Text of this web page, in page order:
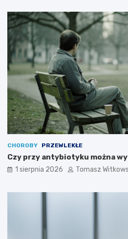
CHOROBY PRZEWLEKŁE
Czy przy antybiotyku można
1 sierpnia 2026 Tomasz